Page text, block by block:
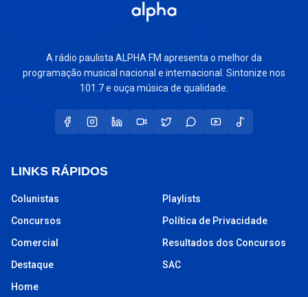
A rádio paulista ALPHA FM apresenta o melhor da
programação musical nacional e internacional. Sintonize nos
101.7 e ouça música de qualidade.
LINKS RÁPIDOS
Colunistas
Concursos
Comercial
Destaque
Home
Playlists
Política de Privacidade
Resultados dos Concursos
SAC